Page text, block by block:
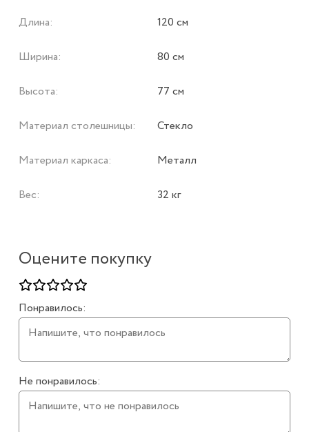
Оцените покупку
Понравилось:
Не понравилось:
Длина: 120 см
Ширина: 80 см
Высота: 77 см
Материал столешницы: Стекло
Материал каркаса: Металл
Вес: 32 кг